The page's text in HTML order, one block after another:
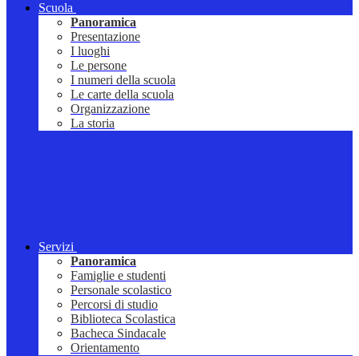
Scuola
Panoramica
Presentazione
I luoghi
Le persone
I numeri della scuola
Le carte della scuola
Organizzazione
La storia
Servizi
Panoramica
Famiglie e studenti
Personale scolastico
Percorsi di studio
Biblioteca Scolastica
Bacheca Sindacale
Orientamento